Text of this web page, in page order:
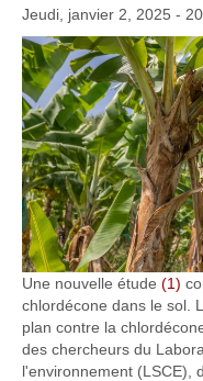
Jeudi, janvier 2, 2025 -
Une nouvelle étude (1)
chlordécone dans le sol.
plan contre la
des chercheurs du
l'environnement (LSCE),